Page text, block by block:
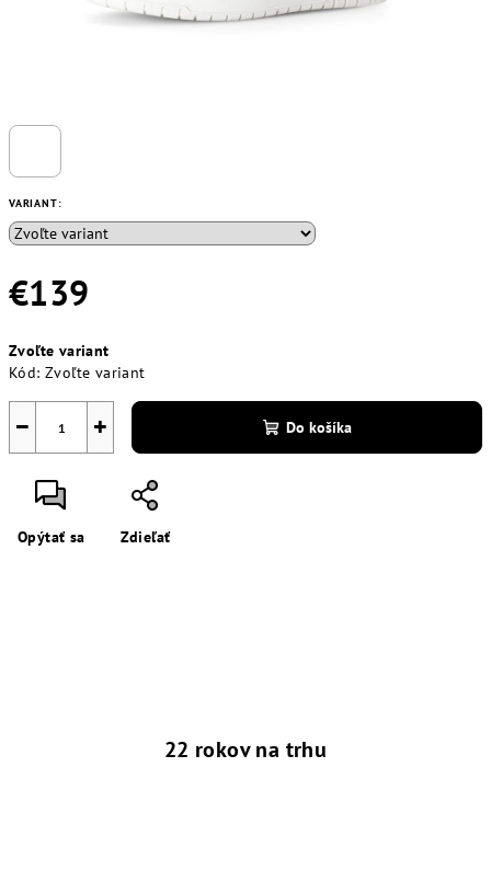
VARIANT:
€139
cena:
Zvoľte variant
Kód: Zvoľte variant
+
− Do košíka
Opýtať sa Zdieľať
22 rokov na trhu